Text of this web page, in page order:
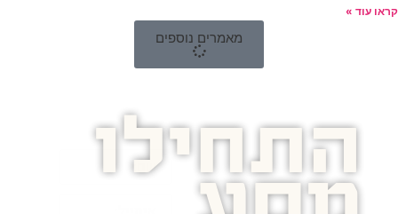
קראו עוד »
מאמרים נוספים
התחילו